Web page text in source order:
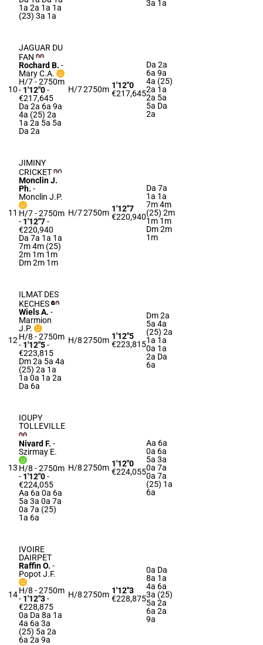
1a 2a 1a 1a
(23) 3a 1a
3a 1a
10
JAGUAR DU
FAN
Rochard B. -
Mary C.A.
H/7 - 2750m
- 1'12"0-
€217,645
Da 2a 6a 9a
4a (25) 2a
1a 2a 5a 5a
Da 2a
H/72750m 1'12"0
€217,645
Da 2a
6a 9a
4a (25)
2a 1a
2a 5a
5a Da
2a
11
JIMINY
CRICKET
Monclin J.
Ph. -
Monclin J.P.
H/7 - 2750m
- 1'12"7-
€220,940
Da 7a 1a 1a
7m 4m (25)
2m 1m 1m
Dm 2m 1m
H/72750m 1'12"7
€220,940
Da 7a
1a 1a
7m 4m
(25) 2m
1m 1m
Dm 2m
1m
12
ILMAT DES
KECHES
Wiels A. -
Marmion
J.P.
H/8 - 2750m
- 1'12"5-
€223,815
Dm 2a 5a 4a
(25) 2a 1a
1a 0a 1a 2a
Da 6a
H/82750m 1'12"5
€223,815
Dm 2a
5a 4a
(25) 2a
1a 1a
0a 1a
2a Da
6a
13
IOUPY
TOLLEVILLE
Nivard F. -
Szirmay E.
H/8 - 2750m
- 1'12"0-
€224,055
Aa 6a 0a 6a
5a 3a 0a 7a
0a 7a (25)
1a 6a
H/82750m 1'12"0
€224,055
Aa 6a
0a 6a
5a 3a
0a 7a
0a 7a
(25) 1a
6a
14
IVOIRE
DAIRPET
Raffin O. -
Popot J.F.
H/8 - 2750m
- 1'12"3-
€228,875
0a Da 8a 1a
4a 6a 3a
(25) 5a 2a
6a 2a 9a
H/82750m 1'12"3
€228,875
0a Da
8a 1a
4a 6a
3a (25)
5a 2a
6a 2a
9a